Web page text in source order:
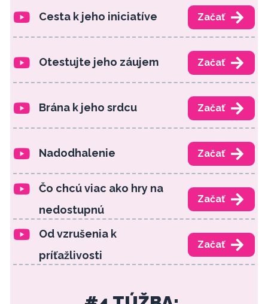
Cesta k jeho iniciatíve Začať
Otestujte jeho záujem Začať
Brána k jeho srdcu Začať
Nadodhalenie Začať
Čo chcú viac ako hry na
nedostupnú
Začať
Od vzrušenia k
príťažlivosti
Začať